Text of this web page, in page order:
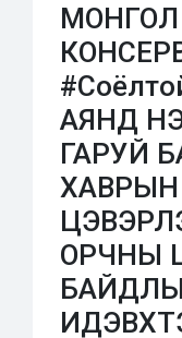
АЯНД
ГАРУЙ
ОРЧНЫ